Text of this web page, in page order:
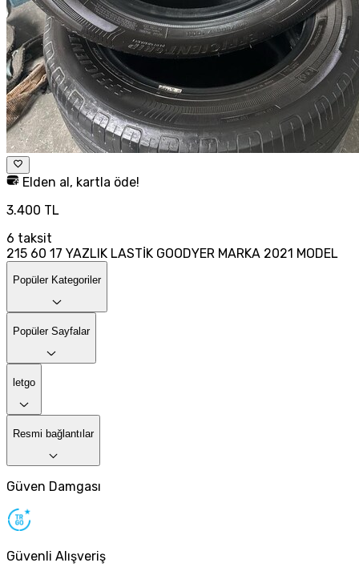
Elden al, kartla öde!
3.400 TL
6 taksit
215 60 17 YAZLIK LASTİK GOODYER MARKA 2021 MODEL
Popüler Kategoriler
Popüler Sayfalar
letgo
Resmi bağlantılar
Güven Damgası
Güvenli Alışveriş